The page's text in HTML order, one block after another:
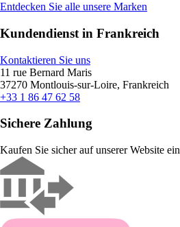
Entdecken Sie alle unsere Marken
Kundendienst in Frankreich
Kontaktieren Sie uns
11 rue Bernard Maris
37270 Montlouis-sur-Loire, Frankreich
+33 1 86 47 62 58
Sichere Zahlung
Kaufen Sie sicher auf unserer Website ein